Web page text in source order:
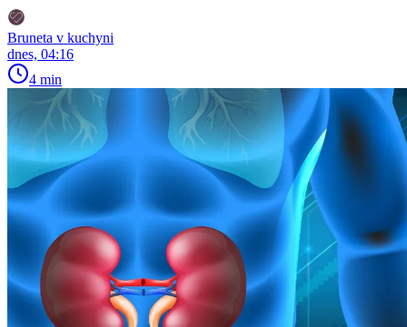
Bruneta v kuchyni
dnes, 04:16
4 min